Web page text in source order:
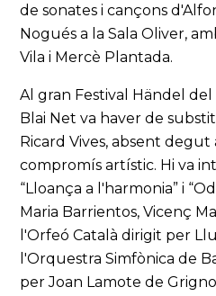
de sonates i cançons
Nogués a la Sala Oliver,
Vila i Mercè Plantada.
Al gran Festival Händel del
Blai Net va haver de
Ricard Vives, absent
compromís artístic. Hi va
“Lloança a l'harmonia” i
Maria Barrientos, Vicenç
l'Orfeó Català dirigit per
l'Orquestra Simfònica de
per Joan Lamote de